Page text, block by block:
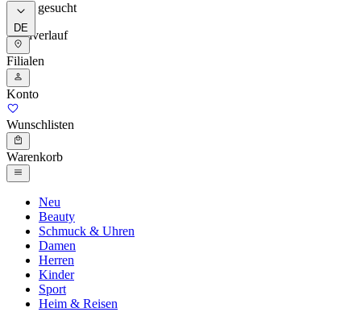
Meist gesucht
Suchverlauf
DE
Filialen
Konto
Wunschlisten
Warenkorb
Neu
Beauty
Schmuck & Uhren
Damen
Herren
Kinder
Sport
Heim & Reisen